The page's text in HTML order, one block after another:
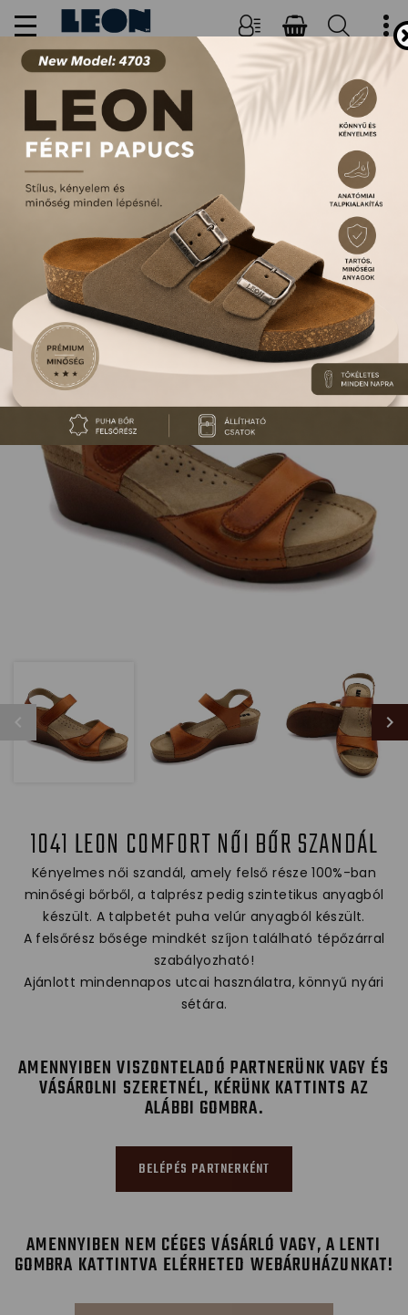
NŐI, FÉRFI PAPUCSOK ÉS
SZANDÁLOK
1041 LEON COMFORT NŐI BŐR SZANDÁL
Kényelmes női szandál, amely felső része 100%-ban
minőségi bőrből, a talprész pedig szintetikus anyagból
készült. A talpbetét puha velúr anyagból készült.
A felsőrész bősége mindkét szíjon található tépőzárral
szabályozható!
Ajánlott mindennapos utcai használatra, könnyű nyári
sétára.
AMENNYIBEN VISZONTELADÓ PARTNERÜNK VAGY ÉS
VÁSÁROLNI SZERETNÉL, KÉRÜNK KATTINTS AZ
ALÁBBI GOMBRA.
BELÉPÉS PARTNERKÉNT
AMENNYIBEN NEM CÉGES VÁSÁRLÓ VAGY, A LENTI
GOMBRA KATTINTVA ELÉRHETED WEBÁRUHÁZUNKAT!